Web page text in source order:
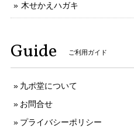
木せかえハガキ
Guide ご利用ガイド
九ポ堂について
お問合せ
プライバシーポリシー